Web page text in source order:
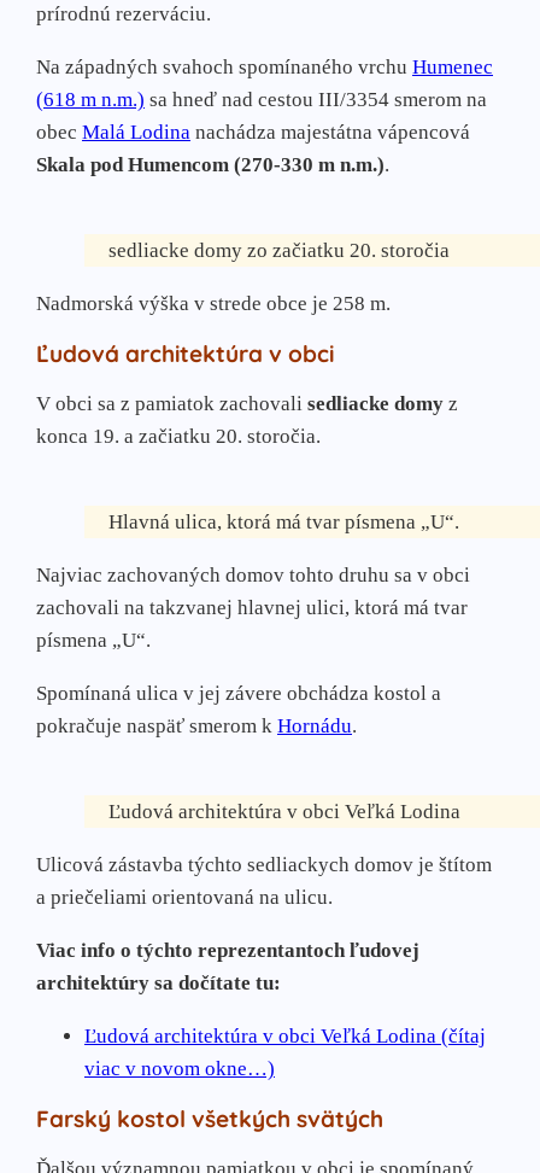
prírodnú rezerváciu.
Na západných svahoch spomínaného vrchu Humenec
(618 m n.m.) sa hneď nad cestou III/3354 smerom na
obec Malá Lodina nachádza majestátna vápencová
Skala pod Humencom (270-330 m n.m.).
sedliacke domy zo začiatku 20. storočia
Nadmorská výška v strede obce je 258 m.
Ľudová architektúra v obci
V obci sa z pamiatok zachovali sedliacke domy z
konca 19. a začiatku 20. storočia.
Hlavná ulica, ktorá má tvar písmena „U“.
Najviac zachovaných domov tohto druhu sa v obci
zachovali na takzvanej hlavnej ulici, ktorá má tvar
písmena „U“.
Spomínaná ulica v jej závere obchádza kostol a
pokračuje naspäť smerom k Hornádu.
Ľudová architektúra v obci Veľká Lodina
Ulicová zástavba týchto sedliackych domov je štítom
a priečeliami orientovaná na ulicu.
Viac info o týchto reprezentantoch ľudovej
architektúry sa dočítate tu:
Ľudová architektúra v obci Veľká Lodina (čítaj
viac v novom okne…)
Farský kostol všetkých svätých
Ďalšou významnou pamiatkou v obci je spomínaný